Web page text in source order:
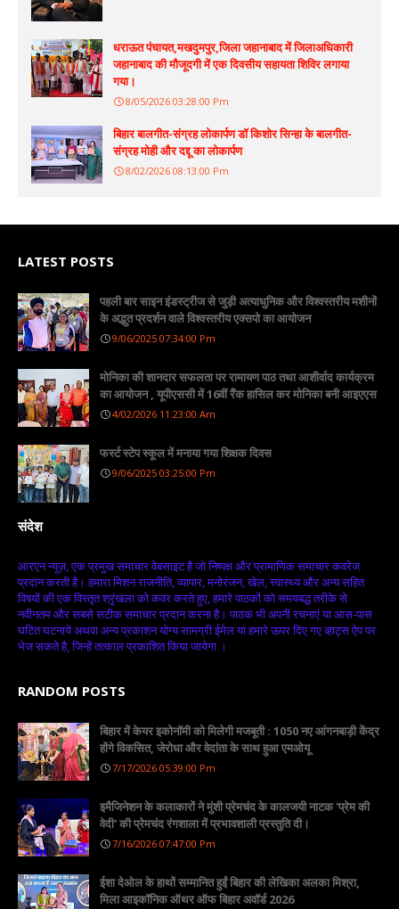
धराऊत पंचायत,मखदुमपुर,जिला जहानाबाद में जिलाअधिकारी
जहानाबाद की मौजूदगी में एक दिवसीय सहायता शिविर लगाया
गया।
8/05/2026 03:28:00 Pm
बिहार बालगीत-संग्रह लोकार्पण डॉ किशोर सिन्हा के बालगीत-
संग्रह मोही और दद्दू का लोकार्पण
8/02/2026 08:13:00 Pm
LATEST POSTS
पहली बार साइन इंडस्ट्रीज से जुड़ी अत्याधुनिक और विश्वस्तरीय मशीनों
के अद्भुत प्रदर्शन वाले विश्वस्तरीय एक्सपो का आयोजन
9/06/2025 07:34:00 Pm
मोनिका की शानदार सफलता पर रामायण पाठ तथा आशीर्वाद कार्यक्रम
का आयोजन , यूपीएससी में 16वीं रैंक हासिल कर मोनिका बनी आइएएस
4/02/2026 11:23:00 Am
फर्स्ट स्टेप स्कूल में मनाया गया शिक्षक दिवस
9/06/2025 03:25:00 Pm
संदेश
आरएन न्यूज़, एक प्रमुख समाचार वेबसाइट है जो निष्पक्ष और प्रामाणिक समाचार कवरेज
प्रदान करती है। हमारा मिशन राजनीति, व्यापार, मनोरंजन, खेल, स्वास्थ्य और अन्य सहित
विषयों की एक विस्तृत श्रृंखला को कवर करते हुए, हमारे पाठकों को समयबद्ध तरीके से
नवीनतम और सबसे सटीक समाचार प्रदान करना है। पाठक भी अपनी रचनाएं या आस-पास
घटित घटनाये अथवा अन्य प्रकाशन योग्य सामग्री ईमेल या हमारे ऊपर दिए गए व्हाट्स ऐप पर
भेज सकते है, जिन्हें तत्काल प्रकाशित किया जायेगा ।
RANDOM POSTS
बिहार में केयर इकोनॉमी को मिलेगी मजबूती : 1050 नए आंगनबाड़ी केंद्र
होंगे विकसित, जेरोधा और वेदांता के साथ हुआ एमओयू
7/17/2026 05:39:00 Pm
इमैजिनेशन के कलाकारों ने मुंशी प्रेमचंद के कालजयी नाटक 'प्रेम की
वेदी' की प्रेमचंद रंगशाला में प्रभावशाली प्रस्तुति दी।
7/16/2026 07:47:00 Pm
ईशा देओल के हाथों सम्मानित हुईं बिहार की लेखिका अलका मिश्रा,
मिला आइकॉनिक ऑथर ऑफ बिहार अवॉर्ड 2026